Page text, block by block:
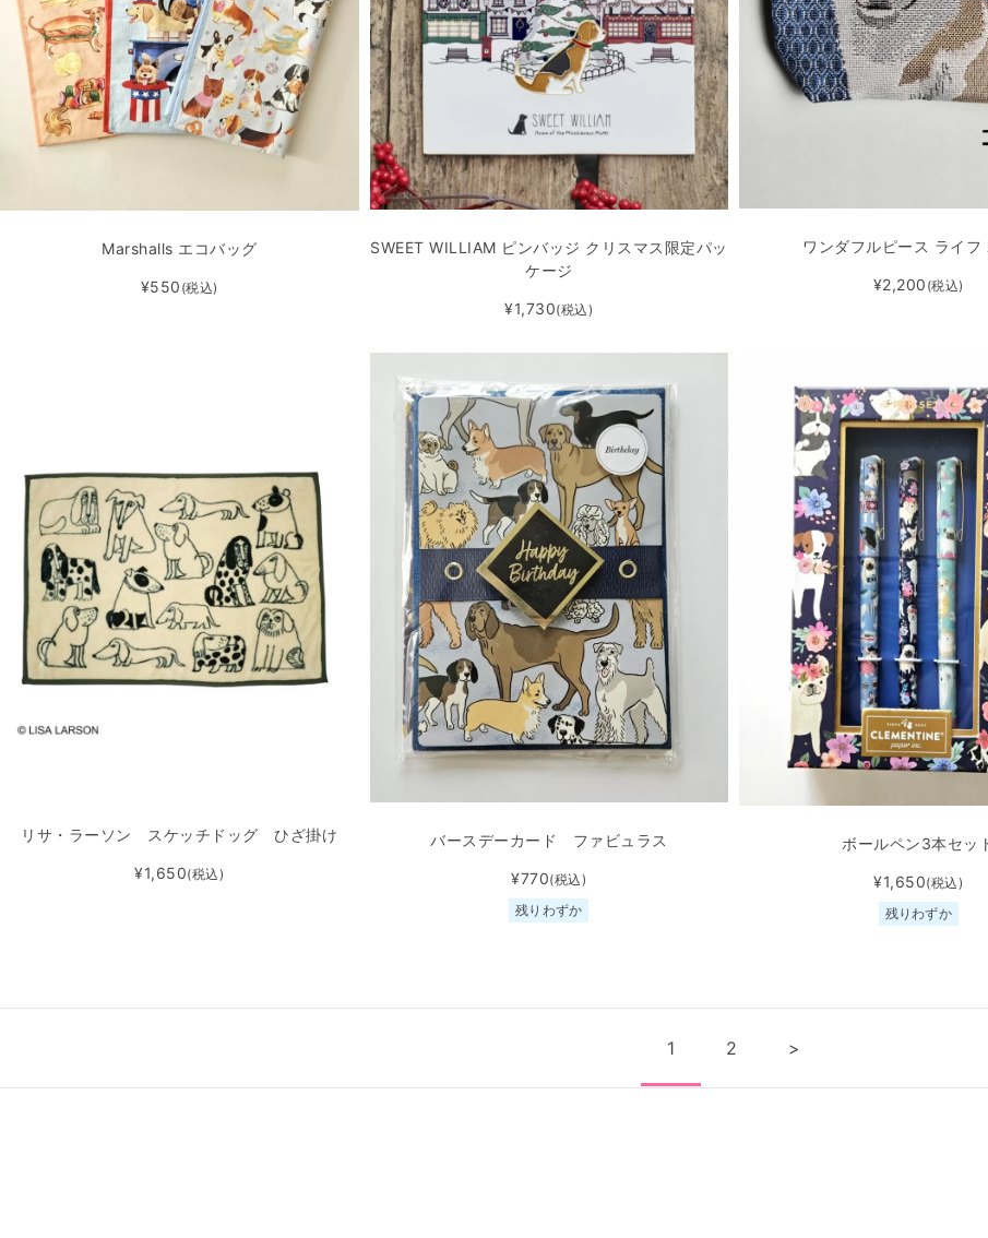
Marshalls エコバッグ
¥550 (税込)
SWEET WILLIAM ピンバッジ クリスマス限定パッ
ケージ
¥1,730(税込)
ワンダフルピース ライフ
¥2,200 (税込)
リサ・ラーソン スケッチドッグ ひざ掛け
¥1,650(税込)
バースデーカード ファビュラス
¥770(税込)
残りわずか
ボールペン3本セッ
¥1,650(税込)
残りわずか
1 2 >